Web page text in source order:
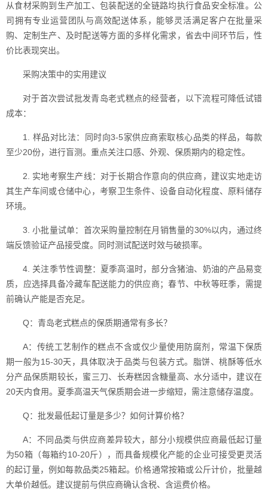
从食材采购到生产加工、包装配送的全链路均执行食品安全标准。公
司拥有专业运营团队与高效配送体系，能够灵活满足客户在批量采
购、定制生产、及时配送等方面的多样化需求，省去中间环节后，性
价比表现突出。
采购决策中的实用建议
对于首次尝试批发青岛老式糕点的经营者，以下流程可降低试错
成本：
1. 样品对比法：同时向3-5家供应商索取核心品类的样品，每款
至少20份，进行盲测。重点关注口感、外观、保质期内的稳定性。
2. 实地考察生产线：对于长期合作意向的供应商，建议实地走访
其生产车间或仓储中心，考察卫生条件、设备自动化程度、原料储存
环境。
3. 小批量试单：首次采购量控制在月销售量的30%以内，通过终
端反馈验证产品接受度。同时测试配送时效与破损率。
4. 关注季节性调整：夏季高温时，部分含猪油、奶油的产品易变
质，应选择具备冷藏车配送能力的供应商；春节、中秋等旺季，需提
前确认产能是否充足。
Q：青岛老式糕点的保质期通常有多长？
A：传统工艺制作的糕点不含或仅少量使用防腐剂，常温下保质
期一般为15-30天，具体取决于品类与包装方式。脂饼、桃酥等低水
分产品保质期较长，蜜三刀、长寿糕因含糖量高、水分适中，建议在
20天内食用。夏季高温天气保质期会进一步缩短，需注意储存温度。
Q：批发最低起订量是多少？如何计算价格？
A：不同品类与供应商差异较大，部分小规模供应商最低起订量
为50箱（每箱约10-20斤），而具备规模化产能的企业可接受更灵活
的起订量，例如每款品类25箱起。价格通常按箱或公斤计价，批量越
大单价越低。建议提前与供应商确认含税、含运费价格。